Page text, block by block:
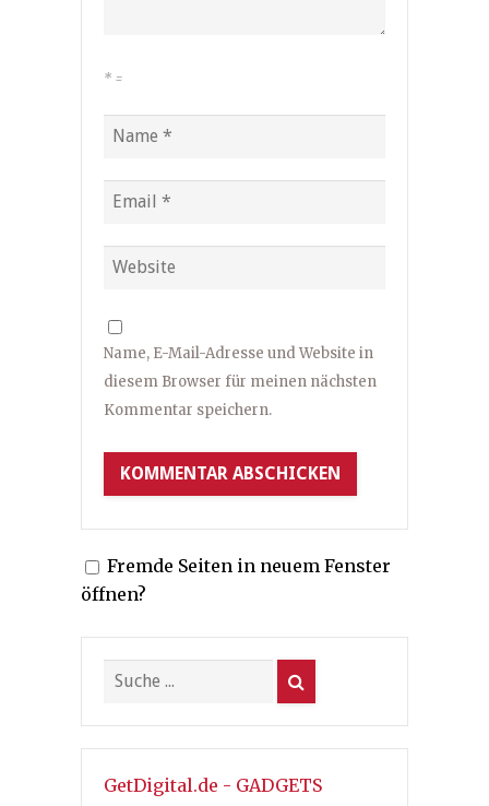
* =
Name, E-Mail-Adresse und Website in
diesem Browser für meinen nächsten
Kommentar speichern.
Fremde Seiten in neuem Fenster
öffnen?
GetDigital.de - GADGETS